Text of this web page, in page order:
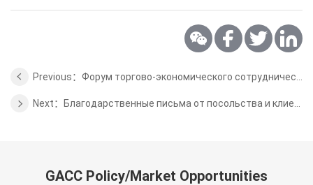
GACC Policy/Market Opportunities